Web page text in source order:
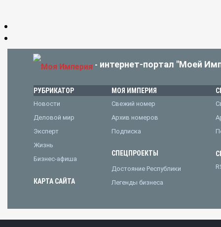
- интернет-портал "Моей
РУБРИКАТОР
Новости
Деловой мир
Эксперт
Жизнь
Бизнес-афиша
КАРТА САЙТА
МОЯ ИМПЕРИЯ
Свежий номер
Архив номеров
Подписка
СПЕЦПРОЕКТЫ
Достояние Республики
Легенды бизнеса